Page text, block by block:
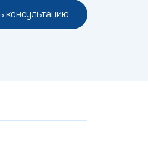
консультацию